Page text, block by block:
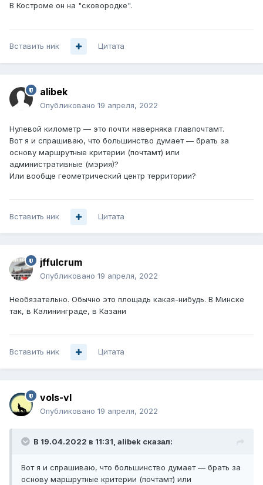
В Костроме он на "сковородке".
Вставить ник Цитата
alibek
Опубликовано 19 апреля, 2022
Нулевой километр — это почти наверняка главпочтамт.
Вот я и спрашиваю, что большинство думает — брать за
основу маршрутные критерии (почтамт) или
административные (мэрия)?
Или вообще геометрический центр территории?
Вставить ник Цитата
jffulcrum
Опубликовано 19 апреля, 2022
Необязательно. Обычно это площадь какая-нибудь. В Минске
так, в Калининграде, в Казани
Вставить ник Цитата
vols-vl
Опубликовано 19 апреля, 2022
В 19.04.2022 в 11:31, alibek сказал:
Вот я и спрашиваю, что большинство думает — брать за
основу маршрутные критерии (почтамт) или